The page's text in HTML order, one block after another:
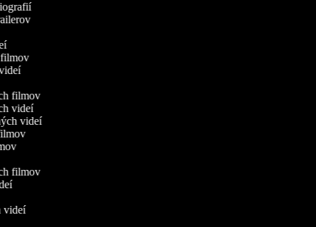
filmov
filmov
videí
videí
filmov
videí